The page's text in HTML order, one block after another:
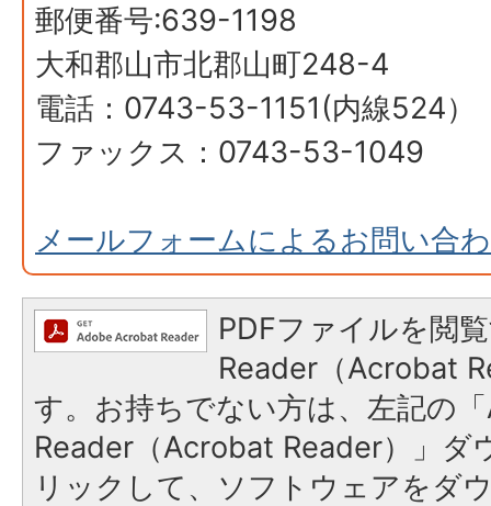
郵便番号:639-1198
大和郡山市北郡山町248-4
電話：0743-53-1151(内線524）
ファックス：0743-53-1049
メールフォームによるお問い合
PDFファイルを閲
Reader（Acrobat
す。お持ちでない方は、左記の
Reader（Acrobat Reader）」ダ
リックして、ソフトウェアをダ